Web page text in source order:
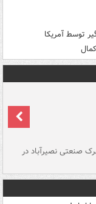
توسط آمریکا
صنعتی نصیرآباد در